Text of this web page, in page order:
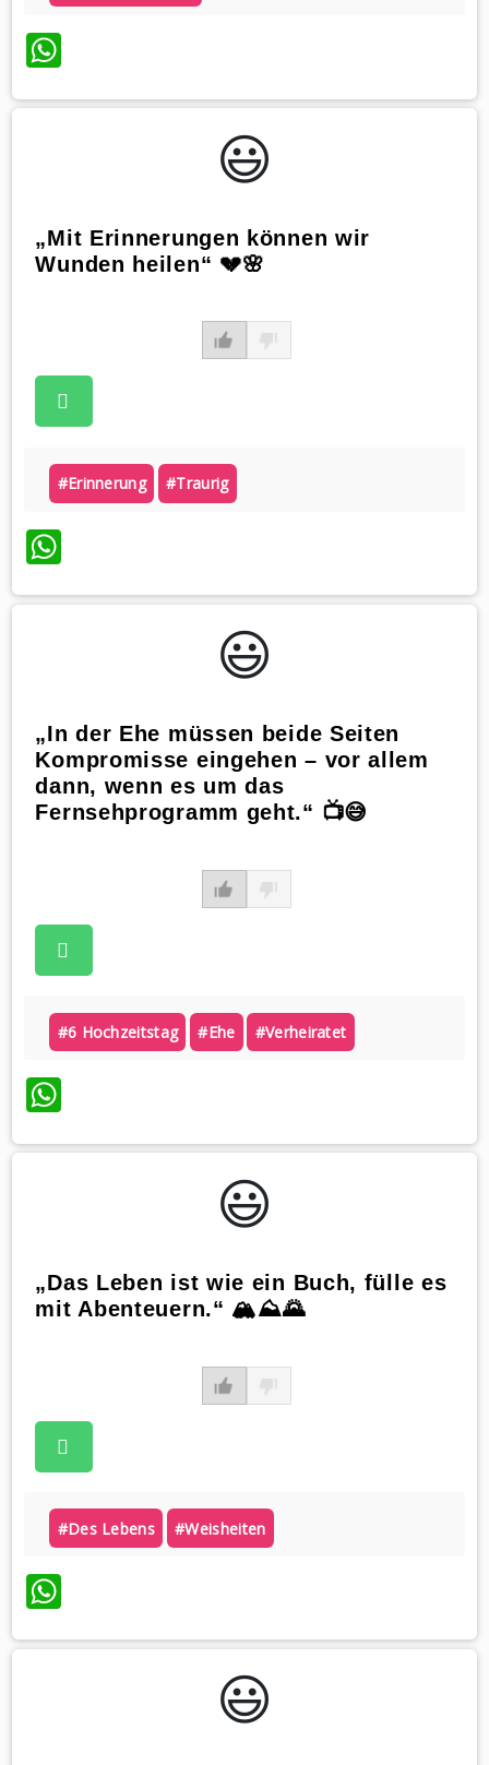
WhatsApp
😃️
„Mit Erinnerungen können wir
Wunden heilen“ 💔🌸
#erinnerung #traurig
WhatsApp
😃️
„In der Ehe müssen beide Seiten
Kompromisse eingehen – vor allem
dann, wenn es um das
Fernsehprogramm geht.“ 📺😅
#6 Hochzeitstag #ehe #verheiratet
WhatsApp
😃️
„Das Leben ist wie ein Buch, fülle es
mit Abenteuern.“ 🏔⛰🌄
#des Lebens #weisheiten
WhatsApp
😃️